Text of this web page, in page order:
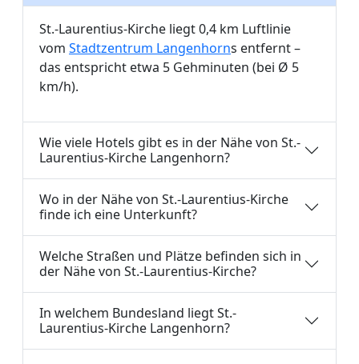
St.-Laurentius-Kirche liegt 0,4 km Luftlinie
vom Stadtzentrum Langenhorns entfernt –
das entspricht etwa 5 Gehminuten (bei Ø 5
km/h).
Wie viele Hotels gibt es in der Nähe von St.-
Laurentius-Kirche Langenhorn?
Wo in der Nähe von St.-Laurentius-Kirche
finde ich eine Unterkunft?
Welche Straßen und Plätze befinden sich in
der Nähe von St.-Laurentius-Kirche?
In welchem Bundesland liegt St.-
Laurentius-Kirche Langenhorn?